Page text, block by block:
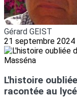
Gérard GEIST
21 septembre 2024
L'histoire
racontée au